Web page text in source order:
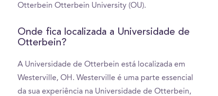
Otterbein Otterbein University (OU).
Onde fica localizada a Universidade de
Otterbein?
A Universidade de Otterbein está localizada em
Westerville, OH. Westerville é uma parte essencial
da sua experiência na Universidade de Otterbein,